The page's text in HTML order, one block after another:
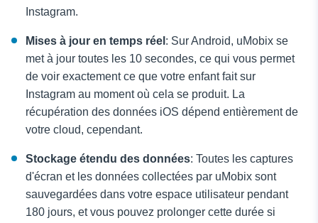
Instagram.
Mises à jour en temps réel : Sur Android, uMobix se
met à jour toutes les 10 secondes, ce qui vous permet
de voir exactement ce que votre enfant fait sur
Instagram au moment où cela se produit. La
récupération des données iOS dépend entièrement de
votre cloud, cependant.
Stockage étendu des données: Toutes les captures
d'écran et les données collectées par uMobix sont
sauvegardées dans votre espace utilisateur pendant
180 jours, et vous pouvez prolonger cette durée si